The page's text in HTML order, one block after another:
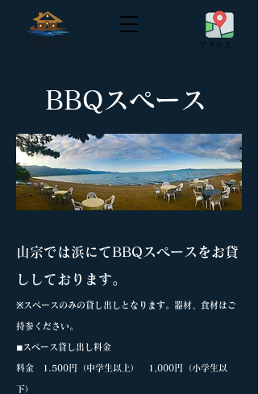
​アクセス
BBQスペース
山宗では浜にてBBQスペースをお貸
ししております。
※スペースのみの貸し出しとなります。 器材、食材はご
持参ください​。
◾︎スペース貸し出し料金
料金 1.500円（中学生以上） 1,000円（小学生以
下）